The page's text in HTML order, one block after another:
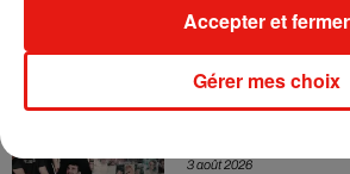
3 août 2026
Gérer mes choix
Accepter et fermer